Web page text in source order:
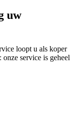
uw
loopt u als koper
service is geheel